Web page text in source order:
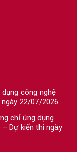
công nghệ
22/07/2026
chỉ ứng dụng
Dự kiến thi ngày